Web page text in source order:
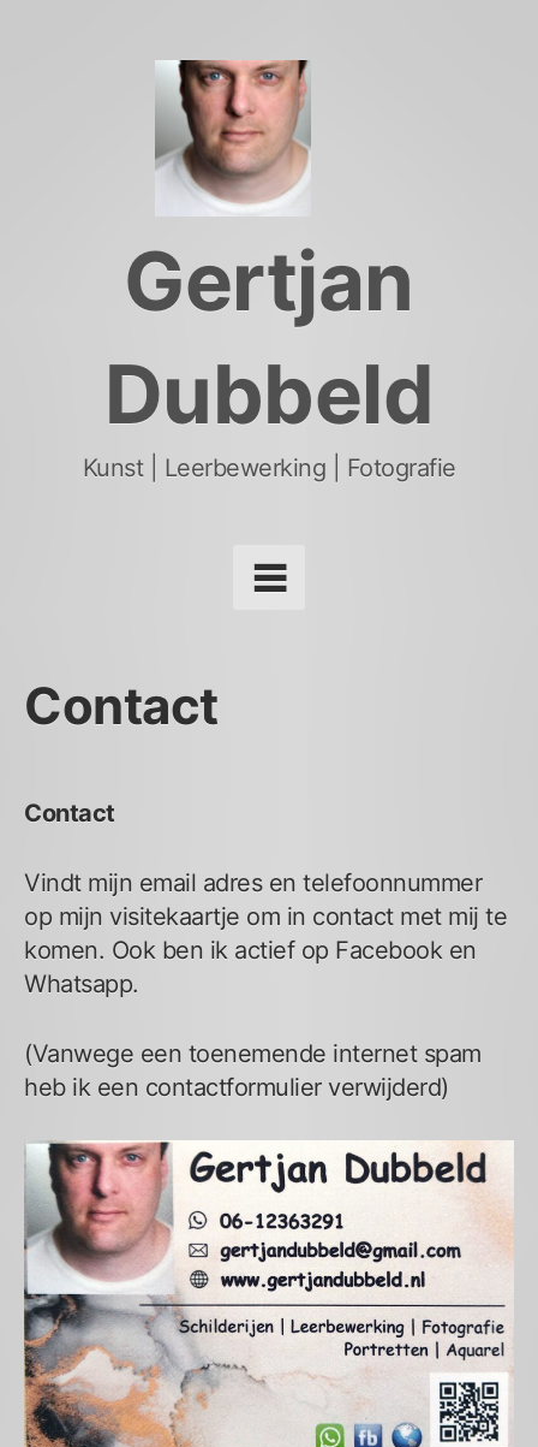
Gertjan
Dubbeld
Kunst | Leerbewerking | Fotografie
Contact
Contact
Vindt mijn email adres en telefoonnummer
op mijn visitekaartje om in contact met mij te
komen. Ook ben ik actief op Facebook en
Whatsapp.
(Vanwege een toenemende internet spam
heb ik een contactformulier verwijderd)